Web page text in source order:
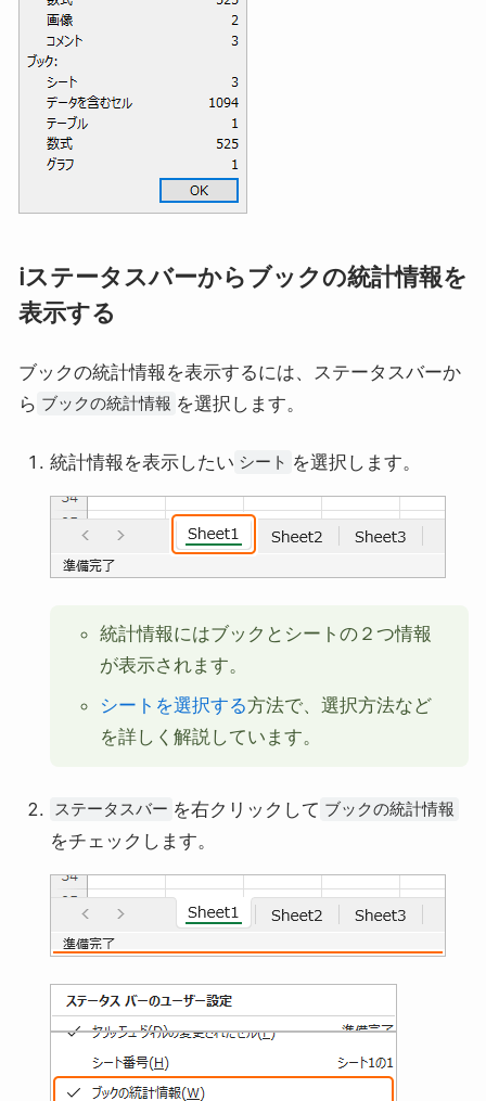
ℹ️ステータスバーからブックの統計情報を
表示する
ブックの統計情報を表示するには、ステータスバーか
ら ブックの統計情報 を選択します。
統計情報を表示したい シート を選択します。
統計情報にはブックとシートの２つ情報
が表示されます。
シートを選択する方法で、選択方法など
を詳しく解説しています。
ステータスバー を右クリックして ブックの統計情報
をチェックします。